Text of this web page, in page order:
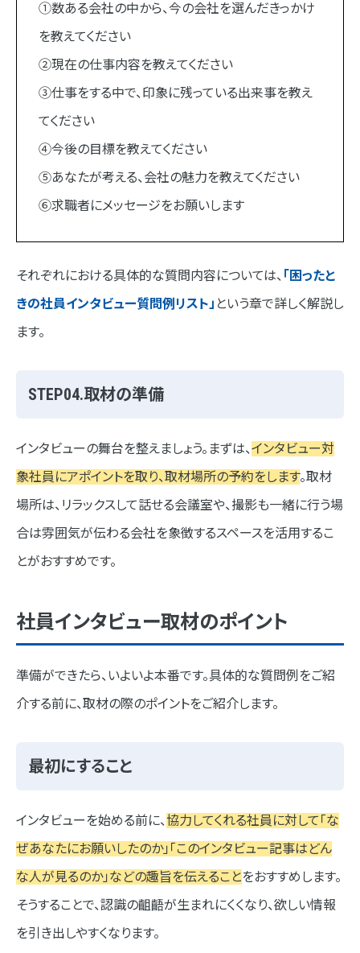
①数ある会社の中から、今の会社を選んだきっかけ
を教えてください
②現在の仕事内容を教えてください
③仕事をする中で、印象に残っている出来事を教え
てください
④今後の目標を教えてください
⑤あなたが考える、会社の魅力を教えてください
⑥求職者にメッセージをお願いします
それぞれにおける具体的な質問内容については、 「困ったと
きの社員インタビュー質問例リスト」 という章で詳しく解説し
ます。
STEP04.取材の準備
インタビューの舞台を整えましょう。まずは、インタビュー対
象社員にアポイントを取り、取材場所の予約をします。取材
場所は、リラックスして話せる会議室や、撮影も一緒に行う場
合は雰囲気が伝わる会社を象徴するスペースを活用するこ
とがおすすめです。
社員インタビュー取材のポイント
準備ができたら、いよいよ本番です。具体的な質問例をご紹
介する前に、取材の際のポイントをご紹介します。
最初にすること
インタビューを始める前に、協力してくれる社員に対して「な
ぜあなたにお願いしたのか」「このインタビュー記事はどん
な人が見るのか」などの趣旨を伝えることをおすすめします。
そうすることで、認識の齟齬が生まれにくくなり、欲しい情報
を引き出しやすくなります。